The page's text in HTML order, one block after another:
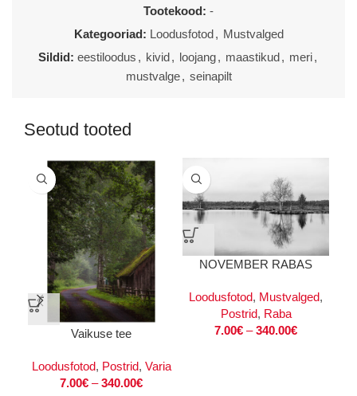
Tootekood: -
Kategooriad: Loodusfotod , Mustvalged
Sildid: eestiloodus , kivid, loojang, maastikud, meri,
mustvalge , seinapilt
Seotud tooted
Vaikuse tee
Loodusfotod, Postrid, Varia
7.00€ – 340.00€
NOVEMBER RABAS
Loodusfotod, Mustvalged,
Postrid, Raba
7.00€ – 340.00€